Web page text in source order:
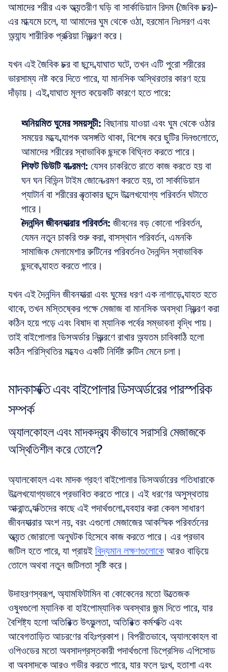
আমাদের শরীর এক অভ্যন্তরীণ ঘড়ি বা সার্কাডিয়ান রিদম (জৈবিক চক্র)-
এর মাধ্যমে চলে, যা আমাদের ঘুম থেকে ওঠা, হরমোন নিঃসরণ এবং
অন্যান্য শারীরিক প্রক্রিয়া নিয়ন্ত্রণ করে।
যখন এই জৈবিক চক্র বা ছন্দে ব্যাঘাত ঘটে, তখন এটি পুরো শরীরের
ভারসাম্য নষ্ট করে দিতে পারে, যা মানসিক অস্থিরতার কারণ হয়ে
দাঁড়ায়। এই ব্যাঘাত মূলত কয়েকটি কারণে হতে পারে:
অনিয়মিত ঘুমের সময়সূচী: বিছানায় যাওয়া এবং ঘুম থেকে ওঠার
সময়ের মধ্যে ব্যাপক অসঙ্গতি থাকা, বিশেষ করে ছুটির দিনগুলোতে,
আমাদের শরীরের স্বাভাবিক ছন্দকে বিঘ্নিত করতে পারে।
শিফট ডিউটি বা ভ্রমণ: যেসব চাকরিতে রাতে কাজ করতে হয় বা
ঘন ঘন বিভিন্ন টাইম জোনে ভ্রমণ করতে হয়, তা সার্কাডিয়ান
প্যাটার্ন বা শরীরের বৃত্তাকার ছন্দে উল্লেখযোগ্য পরিবর্তন ঘটাতে
পারে।
দৈনন্দিন জীবনযাত্রার পরিবর্তন: জীবনের বড় কোনো পরিবর্তন,
যেমন নতুন চাকরি শুরু করা, বাসস্থান পরিবর্তন, এমনকি
সামাজিক মেলামেশার রুটিনের পরিবর্তনও দৈনন্দিন স্বাভাবিক
ছন্দকে ব্যাহত করতে পারে।
যখন এই দৈনন্দিন জীবনযাত্রা এবং ঘুমের ধরণ এক নাগাড়ে ব্যাহত হতে
থাকে, তখন মস্তিষ্কের পক্ষে মেজাজ বা মানসিক অবস্থা নিয়ন্ত্রণ করা
কঠিন হয়ে পড়ে এবং বিষাদ বা ম্যানিক পর্বের সম্ভাবনা বৃদ্ধি পায়।
তাই বাইপোলার ডিসঅর্ডার নিয়ন্ত্রণে রাখার অন্যতম চাবিকাঠি হলো
কঠিন পরিস্থিতির মধ্যেও একটি নির্দিষ্ট রুটিন মেনে চলা।
মাদকাসক্তি এবং বাইপোলার ডিসঅর্ডারের পারস্পরিক
সম্পর্ক
অ্যালকোহল এবং মাদকদ্রব্য কীভাবে সরাসরি মেজাজকে
অস্থিতিশীল করে তোলে?
অ্যালকোহল এবং মাদক গ্রহণ বাইপোলার ডিসঅর্ডারের গতিধারাকে
উল্লেখযোগ্যভাবে প্রভাবিত করতে পারে। এই ধরণের অসুস্থতায়
আক্রান্ত ব্যক্তিদের কাছে এই পদার্থগুলো ব্যবহার করা কেবল সাধারণ
জীবনযাত্রার অংশ নয়, বরং এগুলো মেজাজের আকস্মিক পরিবর্তনের
অত্যন্ত জোরালো অনুঘটক হিসেবে কাজ করতে পারে। এর প্রভাব
জটিল হতে পারে, যা প্রায়ই বিদ্যমান লক্ষণগুলোকে আরও বাড়িয়ে
তোলে অথবা নতুন জটিলতা সৃষ্টি করে।
উদাহরণস্বরূপ, অ্যামফিটামিন বা কোকেনের মতো উত্তেজক
ওষুধগুলো ম্যানিক বা হাইপোম্যানিক অবস্থার জন্ম দিতে পারে, যার
বৈশিষ্ট্য হলো অতিরিক্ত উৎফুল্লতা, অতিরিক্ত কর্মশক্তি এবং
আবেগতাড়িত আচরণের বহিঃপ্রকাশ। বিপরীতভাবে, অ্যালকোহল বা
ওপিওডের মতো অবসাদগ্রস্তকারী পদার্থগুলো ডিপ্রেসিভ এপিসোড
বা অবসাদকে আরও গভীর করতে পারে, যার ফলে দুঃখ, হতাশা এবং